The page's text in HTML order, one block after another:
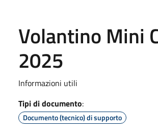
Volantino Mini
2025
Informazioni utili
Tipi di documento:
Documento (tecnico) di supporto